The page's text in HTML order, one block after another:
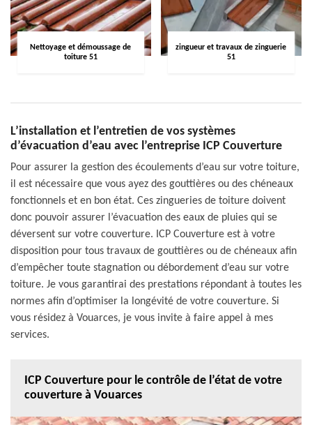
Nettoyage et démoussage de
toiture 51
zingueur et travaux de zinguerie
51
L’installation et l’entretien de vos systèmes
d’évacuation d’eau avec l’entreprise ICP Couverture
Pour assurer la gestion des écoulements d’eau sur votre toiture,
il est nécessaire que vous ayez des gouttières ou des chéneaux
fonctionnels et en bon état. Ces zingueries de toiture doivent
donc pouvoir assurer l’évacuation des eaux de pluies qui se
déversent sur votre couverture. ICP Couverture est à votre
disposition pour tous travaux de gouttières ou de chéneaux afin
d’empêcher toute stagnation ou débordement d’eau sur votre
toiture. Je vous garantirai des prestations répondant à toutes les
normes afin d’optimiser la longévité de votre couverture. Si
vous résidez à Vouarces, je vous invite à faire appel à mes
services.
ICP Couverture pour le contrôle de l’état de votre
couverture à Vouarces